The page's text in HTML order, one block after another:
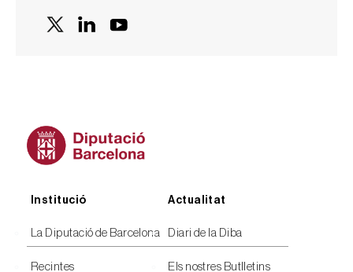
Peu
Institució
La Diputació de Barcelona
Recintes
Actualitat
Diari de la Diba
Els nostres Butlletins